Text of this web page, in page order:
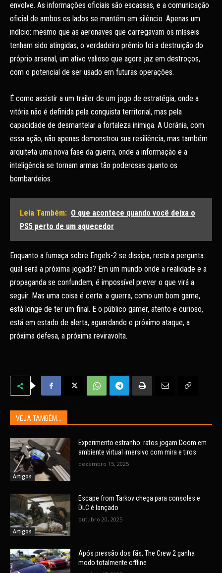
envolve. As informações oficiais são escassas, e a comunicação
oficial de ambos os lados se mantém em silêncio. Apenas um
indício: mesmo que as aeronaves que carregavam os mísseis
tenham sido atingidas, o verdadeiro prêmio foi a destruição do
próprio arsenal, um ativo valioso que agora jaz em destroços,
com o potencial de ser usado em futuras operações.
É como assistir a um trailer de um jogo de estratégia, onde a
vitória não é definida pela conquista territorial, mas pela
capacidade de desmantelar a fortaleza inimiga. A Ucrânia, com
essa ação, não apenas demonstrou sua resiliência, mas também
arquiteta uma nova fase da guerra, onde a informação e a
inteligência se tornam armas tão poderosas quanto os
bombardeios.
Leia Também: O que acontece quando você deixa o
PS5 perto de um aquecedor
Enquanto a fumaça sobre Engels-2 se dissipa, resta a pergunta:
qual será a próxima jogada? Em um mundo onde a realidade e a
propaganda se confundem, é impossível prever o que virá a
seguir. Mas uma coisa é certa: a guerra, como um bom game,
está longe de ter um final. E o público gamer, atento e curioso,
está em estado de alerta, aguardando o próximo ataque, a
próxima defesa, a próxima reviravolta.
VEJA TAMBÉM...
Artigos
Experimento estranho: ratos jogam Doom em
ambiente virtual imersivo com mira e tiros
dezembro 15, 2025
Artigos
Escape from Tarkov chega para consoles e
DLC é lançado
outubro 20, 2025
Após pressão dos fãs, The Crew 2 ganha
modo totalmente offline